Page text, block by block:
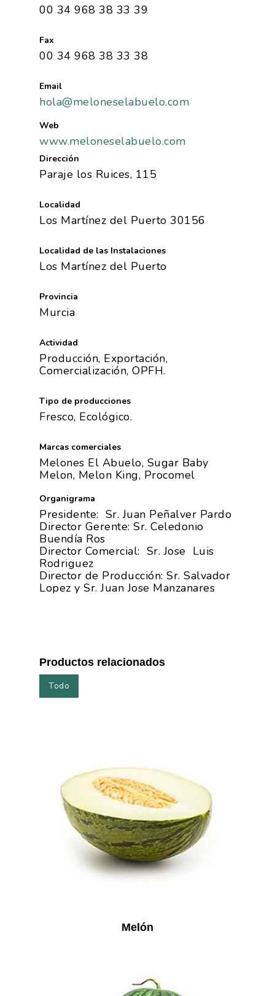
00 34 968 38 33 39
Fax
00 34 968 38 33 38
Email
hola@meloneselabuelo.com
Web
www.meloneselabuelo.com
Dirección
Paraje los Ruices, 115
Localidad
Los Martínez del Puerto 30156
Localidad de las Instalaciones
Los Martínez del Puerto
Provincia
Murcia
Actividad
Producción, Exportación,
Comercialización, OPFH.
Tipo de producciones
Fresco, Ecológico.
Marcas comerciales
Melones El Abuelo, Sugar Baby
Melon, Melon King, Procomel
Organigrama
Presidente: Sr. Juan Peñalver Pardo
Director Gerente: Sr. Celedonio
Buendía Ros
Director Comercial: Sr. Jose Luis
Rodriguez
Director de Producción: Sr. Salvador
Lopez y Sr. Juan Jose Manzanares
Productos relacionados
Todo
Melón